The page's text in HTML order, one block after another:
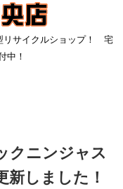
リサイクルショップ！ 宅
中！
クニンジャス
新しました！